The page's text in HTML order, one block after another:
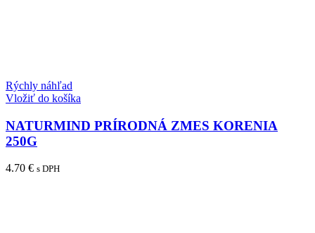
Rýchly náhľad
Vložiť do košíka
NATURMIND PRÍRODNÁ ZMES KORENIA
250G
4.70 € s DPH